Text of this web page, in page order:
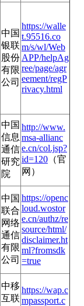
中国
银联
股份
有限
公司
https://walle
t.95516.co
m/s/wl/Web
APP/helpAg
ree/page/agr
eement/regP
rivacy.html
中国
信息
通信
研究
院
http://www.
msa-allianc
e.cn/col.jsp?
id=120（官
网）
中国
联合
网络
通信
有限
公司
https://openc
loud.wostor
e.cn/authz/re
source/html/
disclaimer.ht
ml?fromsdk
=true
中移
互联
https://wap.c
mpassport.c